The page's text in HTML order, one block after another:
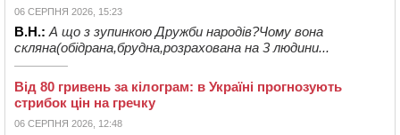
06 СЕРПНЯ 2026, 15:23
В.Н.: А що з зупинкою Дружби народів?Чому вона
скляна(обідрана,брудна,розрахована на 3 людини...
Від 80 гривень за кілограм: в Україні прогнозують
стрибок цін на гречку
06 СЕРПНЯ 2026, 12:48